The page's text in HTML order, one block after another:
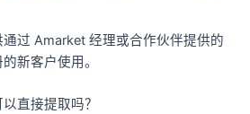
过 Amarket 经理或合作伙伴提供的
新客户使用。
直接提取吗？